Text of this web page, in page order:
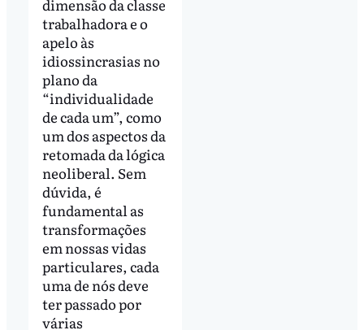
dimensão da classe
trabalhadora e o
apelo às
idiossincrasias no
plano da
“individualidade
de cada um”, como
um dos aspectos da
retomada da lógica
neoliberal. Sem
dúvida, é
fundamental as
transformações
em nossas vidas
particulares, cada
uma de nós deve
ter passado por
várias